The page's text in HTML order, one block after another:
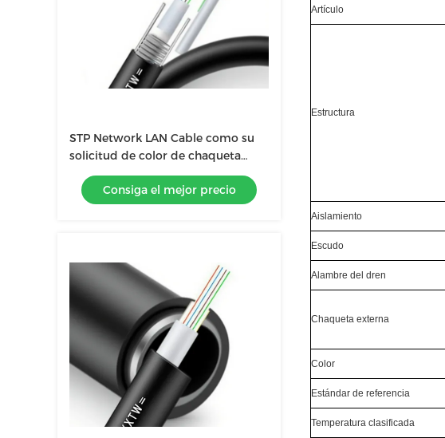
STP Network LAN Cable como su
solicitud de color de chaqueta
CU/CCA conductor para el
rendimiento estable de la red
Consiga el mejor precio
Artículo
Estructura
Aislamiento
Escudo
Alambre del dren
Chaqueta externa
Color
Estándar de referencia
Temperatura clasificada